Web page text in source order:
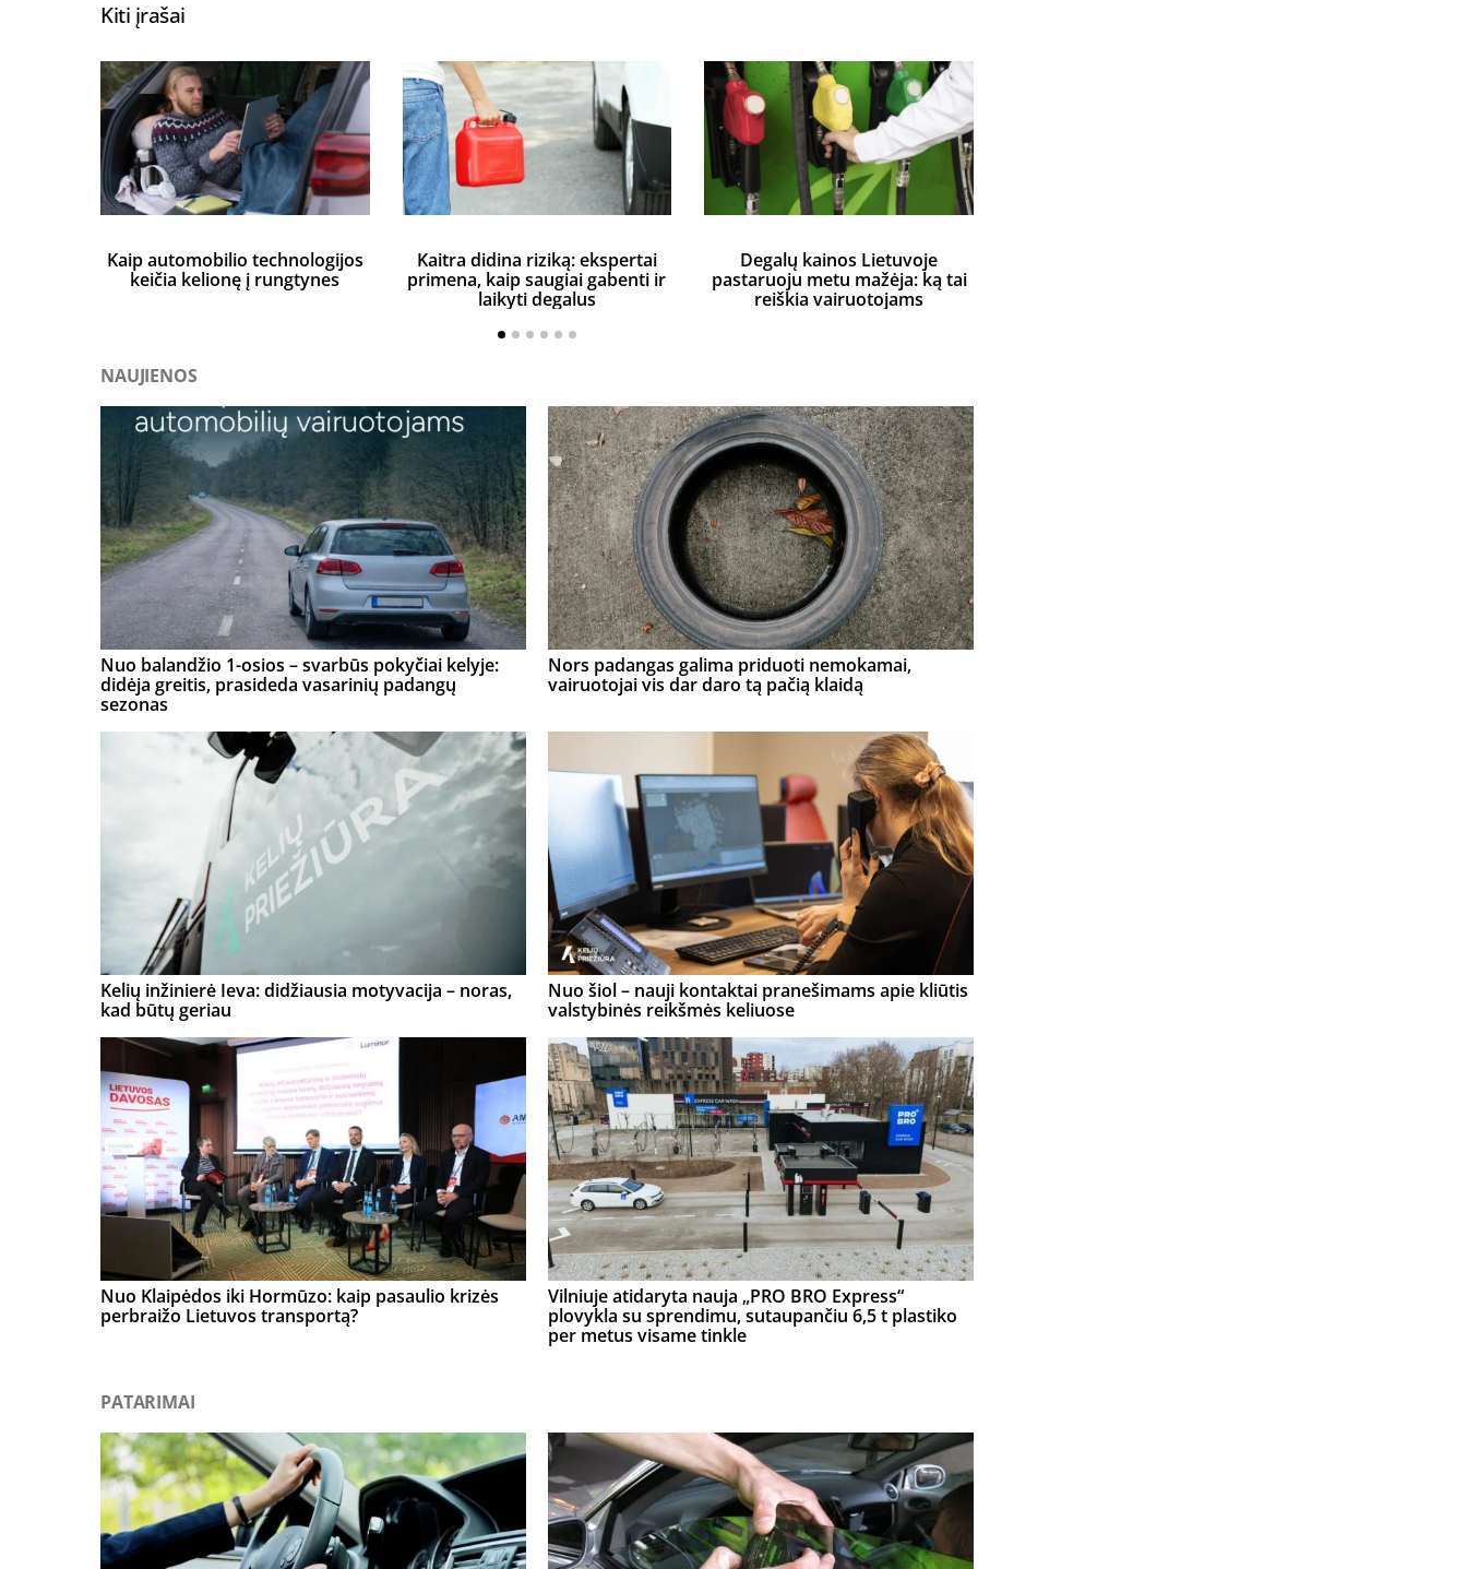
Kiti įrašai
Kaip automobilio technologijos
keičia kelionę į rungtynes
Kaitra didina riziką: ekspertai
primena, kaip saugiai gabenti ir
laikyti degalus
Degalų kainos Lietuvoje
pastaruoju metu mažėja: ką tai
reiškia vairuotojams
NAUJIENOS
Nuo balandžio 1-osios – svarbūs pokyčiai kelyje:
didėja greitis, prasideda vasarinių padangų
sezonas
Nors padangas galima priduoti nemokamai,
vairuotojai vis dar daro tą pačią klaidą
Kelių inžinierė Ieva: didžiausia motyvacija – noras,
kad būtų geriau
Nuo šiol – nauji kontaktai pranešimams apie kliūtis
valstybinės reikšmės keliuose
Nuo Klaipėdos iki Hormūzo: kaip pasaulio krizės
perbraižo Lietuvos transportą?
Vilniuje atidaryta nauja „PRO BRO Express“
plovykla su sprendimu, sutaupančiu 6,5 t plastiko
per metus visame tinkle
PATARIMAI